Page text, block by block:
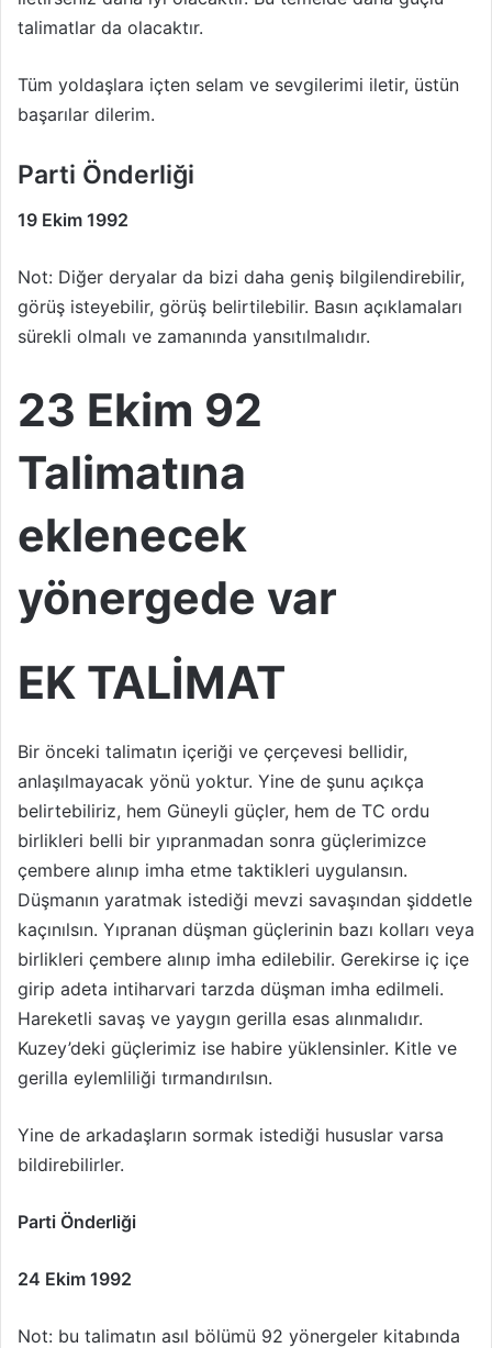
talimatlar da olacaktır.
Tüm yoldaşlara içten selam ve sevgilerimi iletir, üstün
başarılar dilerim.
Parti Önderliği
19 Ekim 1992
Not: Diğer deryalar da bizi daha geniş bilgilendirebilir,
görüş isteyebilir, görüş belirtilebilir. Basın açıklamaları
sürekli olmalı ve zamanında yansıtılmalıdır.
23 Ekim 92
Talimatına
eklenecek
yönergede var
EK TALİMAT
Bir önceki talimatın içeriği ve çerçevesi bellidir,
anlaşılmayacak yönü yoktur. Yine de şunu açıkça
belirtebiliriz, hem Güneyli güçler, hem de TC ordu
birlikleri belli bir yıpranmadan sonra güçlerimizce
çembere alınıp imha etme taktikleri uygulansın.
Düşmanın yaratmak istediği mevzi savaşından şiddetle
kaçınılsın. Yıpranan düşman güçlerinin bazı kolları veya
birlikleri çembere alınıp imha edilebilir. Gerekirse iç içe
girip adeta intiharvari tarzda düşman imha edilmeli.
Hareketli savaş ve yaygın gerilla esas alınmalıdır.
Kuzey’deki güçlerimiz ise habire yüklensinler. Kitle ve
gerilla eylemliliği tırmandırılsın.
Yine de arkadaşların sormak istediği hususlar varsa
bildirebilirler.
Parti Önderliği
24 Ekim 1992
Not: bu talimatın asıl bölümü 92 yönergeler kitabında